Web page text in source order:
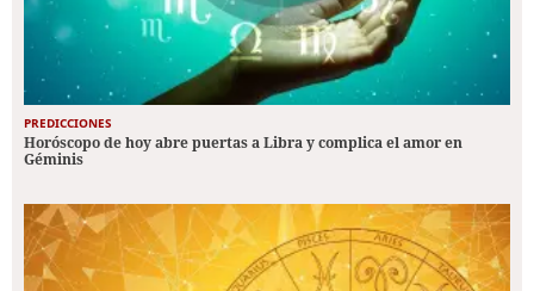
PREDICCIONES
Horóscopo de hoy abre puertas a Libra y complica el amor en
Géminis